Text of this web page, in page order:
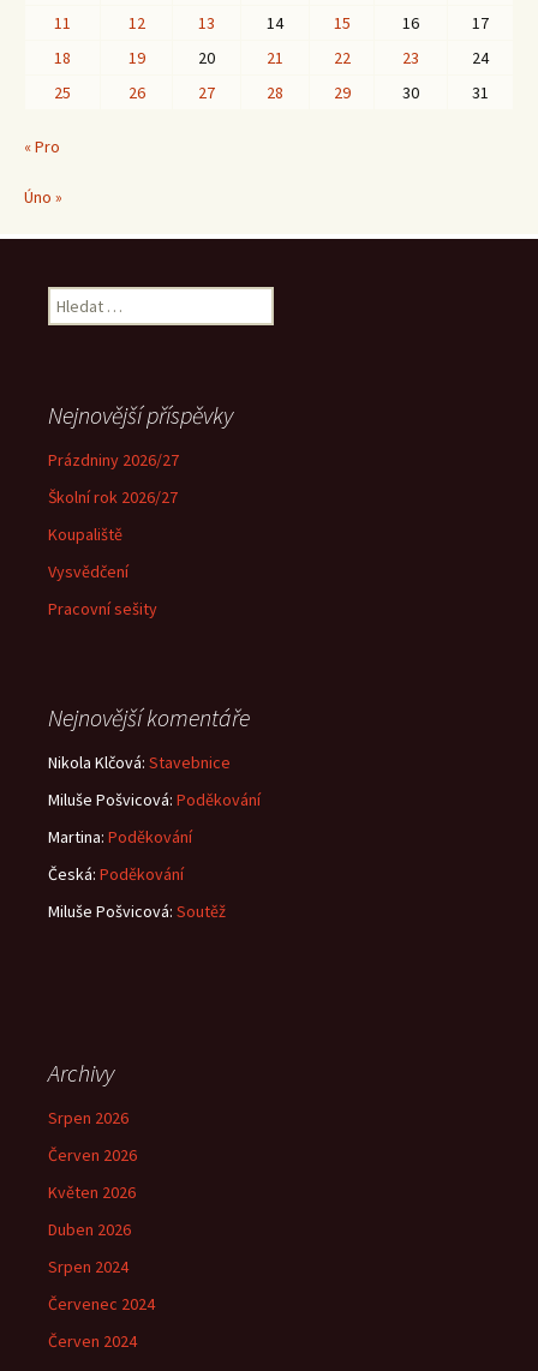
11
12 13 14 15 16
17
18
19 20 21 22 23
24
25
26 27 28 29 30 31
« Pro
Úno »
Vyhledávání
Nejnovější příspěvky
Prázdniny 2026/27
Školní rok 2026/27
Koupaliště
Vysvědčení
Pracovní sešity
Nejnovější komentáře
Nikola Klčová: Stavebnice
Miluše Pošvicová: Poděkování
Martina: Poděkování
Česká: Poděkování
Miluše Pošvicová: Soutěž
Archivy
Srpen 2026
Červen 2026
Květen 2026
Duben 2026
Srpen 2024
Červenec 2024
Červen 2024